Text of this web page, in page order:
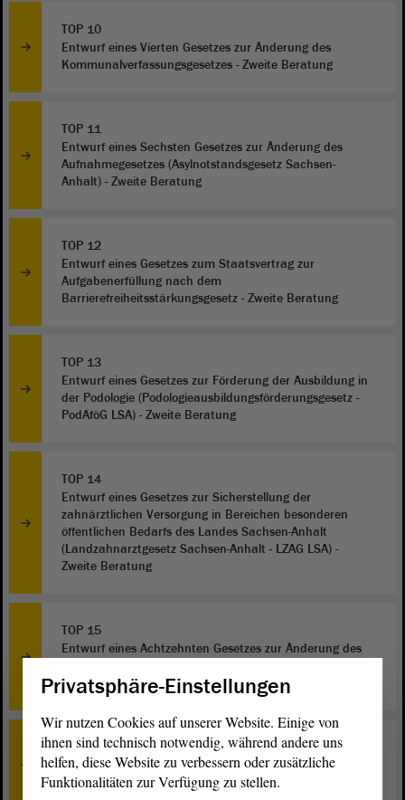
TOP 10
Entwurf eines Vierten Gesetzes zur Änderung des
Kommunalverfassungsgesetzes - Zweite Beratung
TOP 11
Entwurf eines Sechsten Gesetzes zur Änderung des
Aufnahmegesetzes (Asylnotstandsgesetz Sachsen-
Anhalt) - Zweite Beratung
TOP 12
Entwurf eines Gesetzes zum Staatsvertrag zur
Aufgabenerfüllung nach dem
Barrierefreiheitsstärkungsgesetz - Zweite Beratung
TOP 13
Entwurf eines Gesetzes zur Förderung der Ausbildung in
der Podologie (Podologieausbildungsförderungsgesetz -
PodAföG LSA) - Zweite Beratung
TOP 14
Entwurf eines Gesetzes zur Sicherstellung der
zahnärztlichen Versorgung in Bereichen besonderen
öffentlichen Bedarfs des Landes Sachsen-Anhalt
(Landzahnarztgesetz Sachsen-Anhalt - LZAG LSA) -
Zweite Beratung
TOP 15
Entwurf eines Achtzehnten Gesetzes zur Änderung des
Beratung
TOP 16
Die Situation für Einelternfamilien und Alleinerziehende
in Sachsen-Anhalt - Aussprache zur Großen Anfrage
Privatsphäre-Einstellungen
Wir nutzen Cookies auf unserer Website. Einige von
ihnen sind technisch notwendig, während andere uns
helfen, diese Website zu verbessern oder zusätzliche
Funktionalitäten zur Verfügung zu stellen.